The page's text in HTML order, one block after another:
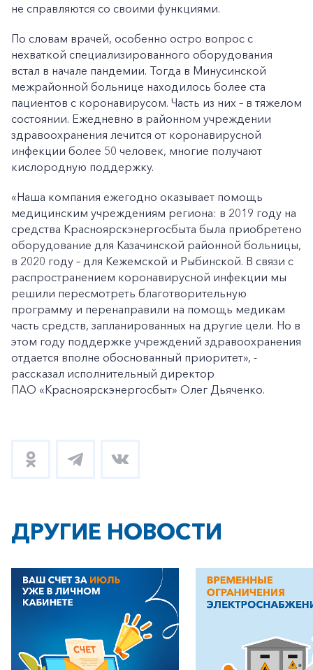
не справляются со своими функциями.
По словам врачей, особенно остро вопрос с
нехваткой специализированного оборудования
встал в начале пандемии. Тогда в Минусинской
межрайонной больнице находилось более ста
пациентов с коронавирусом. Часть из них – в тяжелом
состоянии. Ежедневно в районном учреждении
здравоохранения лечится от коронавирусной
инфекции более 50 человек, многие получают
кислородную поддержку.
«Наша компания ежегодно оказывает помощь
медицинским учреждениям региона: в 2019 году на
средства Красноярскэнергосбыта была приобретено
оборудование для Казачинской районной больницы,
в 2020 году – для Кежемской и Рыбинской. В связи с
распространением коронавирусной инфекции мы
решили пересмотреть благотворительную
программу и перенаправили на помощь медикам
часть средств, запланированных на другие цели. Но в
этом году поддержке учреждений здравоохранения
отдается вполне обоснованный приоритет», -
рассказал исполнительный директор
ПАО «Красноярскэнергосбыт» Олег Дьяченко.
ДРУГИЕ НОВОСТИ